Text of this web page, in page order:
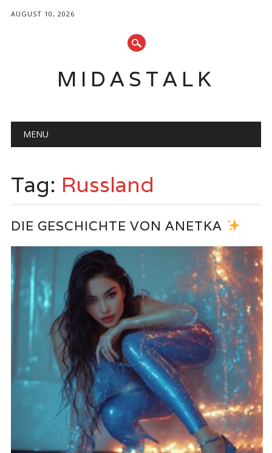
AUGUST 10, 2026
MIDASTALK
Main menu
MENU
Tag: Russland
DIE GESCHICHTE VON ANETKA